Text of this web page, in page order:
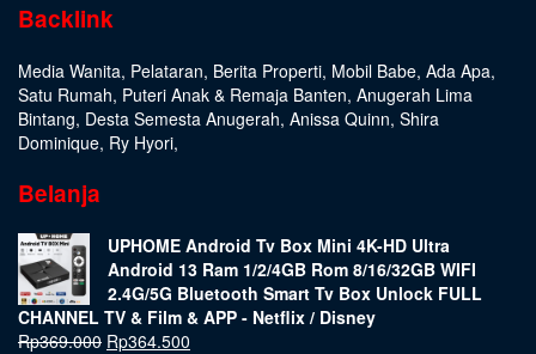
Backlink
Media Wanita, Pelataran, Berita Properti, Mobil Babe, Ada Apa,
Satu Rumah, Puteri Anak & Remaja Banten, Anugerah Lima
Bintang, Desta Semesta Anugerah, Anissa Quinn, Shira
Dominique, Ry Hyori,
Belanja
UPHOME Android Tv Box Mini 4K-HD Ultra
Android 13 Ram 1/2/4GB Rom 8/16/32GB WIFI
2.4G/5G Bluetooth Smart Tv Box Unlock FULL
CHANNEL TV & Film & APP - Netflix / Disney
Rp369.000 Rp364.500